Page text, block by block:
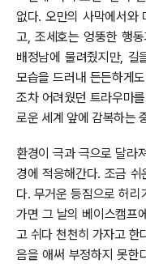
없다. 오만의 사막에서와
고, 조세호는 엉뚱한 행
배정남에 물려줬지만, 길
모습을 드러내 든든하게
조차 어려웠던 트라우마
로운 세계 앞에 감복하는
환경이 극과 극으로 달라
경에 적응해간다. 조금 쉬
다. 무거운 등짐으로 허
가면 그 날의 베이스캠프
고 쉬다 천천히 가자고 한
음을 애써 부정하지 못한